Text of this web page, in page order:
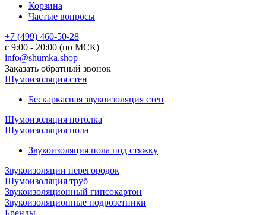
Корзина
Частые вопросы
+7 (499) 460-50-28
с 9:00 - 20:00 (по МСК)
info@shumka.shop
Заказать обратный звонок
Шумоизоляция стен
Бескаркасная звукоизоляция стен
Шумоизоляция потолка
Шумоизоляция пола
Звукоизоляция пола под стяжку
Звукоизоляции перегородок
Шумоизоляция труб
Звукоизоляционный гипсокартон
Звукоизоляционные подрозетники
Бренды